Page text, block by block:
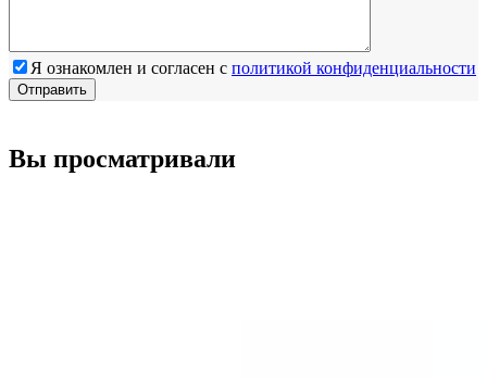
Я ознакомлен и согласен с политикой конфиденциальности
Вы просматривали